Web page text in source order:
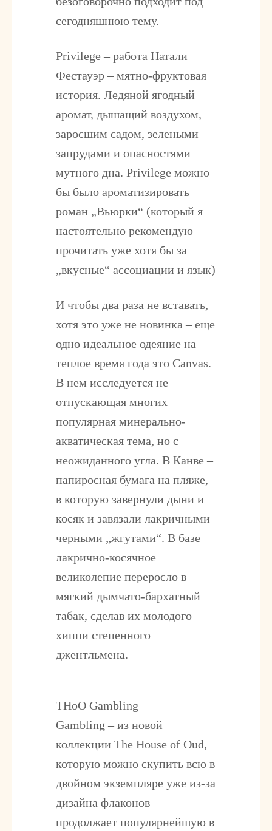
сегодняшнюю тему.
Privilege – работа Натали
Фестауэр – мятно-фруктовая
история. Ледяной ягодный
аромат, дышащий воздухом,
заросшим садом, зелеными
запрудами и опасностями
мутного дна. Privilege можно
бы было ароматизировать
роман „Вьюрки“ (который я
настоятельно рекомендую
прочитать уже хотя бы за
„вкусные“ ассоциации и язык)
И чтобы два раза не вставать,
хотя это уже не новинка – еще
одно идеальное одеяние на
теплое время года это Canvas.
В нем исследуется не
отпускающая многих
популярная минерально-
акватическая тема, но с
неожиданного угла. В Канве –
папиросная бумага на пляже,
в которую завернули дыни и
косяк и завязали лакричными
черными „жгутами“. В базе
лакрично-косячное
великолепие переросло в
мягкий дымчато-бархатный
табак, сделав их молодого
хиппи степенного
джентльмена.
THoO Gambling
Gambling – из новой
коллекции The House of Oud,
которую можно скупить всю в
двойном экземпляре уже из-за
дизайна флаконов –
продолжает популярнейшую в